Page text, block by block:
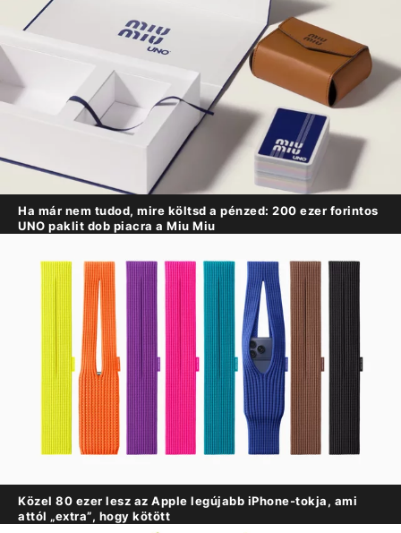
Ha már nem tudod, mire költsd a pénzed: 200 ezer forintos
UNO paklit dob piacra a Miu Miu
Közel 80 ezer lesz az Apple legújabb iPhone-tokja, ami
attól „extra”, hogy kötött